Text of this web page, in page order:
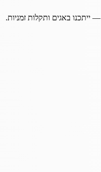
— ייתכנו באגים ותקלות זמניות.